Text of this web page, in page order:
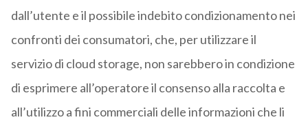
dall’utente e il possibile indebito condizionamento nei
confronti dei consumatori, che, per utilizzare il
servizio di cloud storage, non sarebbero in condizione
di esprimere all’operatore il consenso alla raccolta e
all’utilizzo a fini commerciali delle informazioni che li